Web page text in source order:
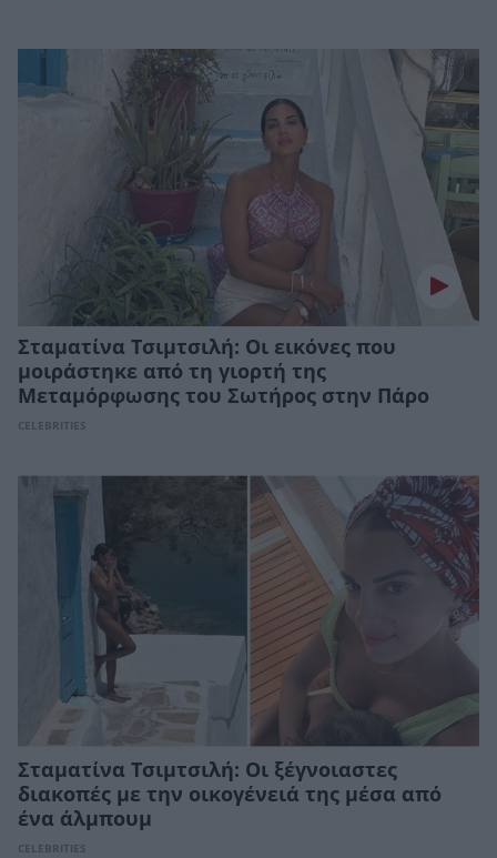
Σταματίνα Τσιμτσιλή: Οι εικόνες που
μοιράστηκε από τη γιορτή της
Μεταμόρφωσης του Σωτήρος στην Πάρο
CELEBRITIES
Σταματίνα Τσιμτσιλή: Οι ξέγνοιαστες
διακοπές με την οικογένειά της μέσα από
ένα άλμπουμ
CELEBRITIES